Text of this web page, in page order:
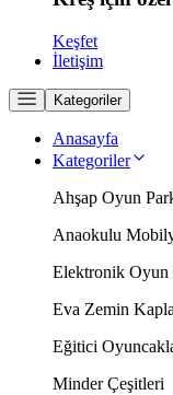
Keşfet
İletişim
Kategoriler
Anasayfa
Kategoriler
Ahşap Oyun
Anaokulu
Elektronik Oyun
Eva Zemin
Eğitici
Minder Çeşitleri